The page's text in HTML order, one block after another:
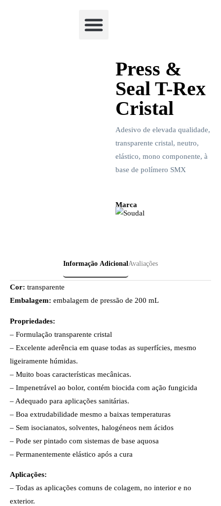
Press &
Seal T-Rex
Cristal
Adesivo de elevada qualidade,
transparente cristal, neutro,
elástico, mono componente, à
base de polímero SMX
Marca
Informação AdicionalAvaliações
Cor: transparente
Embalagem: embalagem de pressão de 200 mL
Propriedades:
– Formulação transparente cristal
– Excelente aderência em quase todas as superfícies, mesmo
ligeiramente húmidas.
– Muito boas características mecânicas.
– Impenetrável ao bolor, contém biocida com ação fungicida
– Adequado para aplicações sanitárias.
– Boa extrudabilidade mesmo a baixas temperaturas
– Sem isocianatos, solventes, halogéneos nem ácidos
– Pode ser pintado com sistemas de base aquosa
– Permanentemente elástico após a cura
Aplicações:
– Todas as aplicações comuns de colagem, no interior e no
exterior.